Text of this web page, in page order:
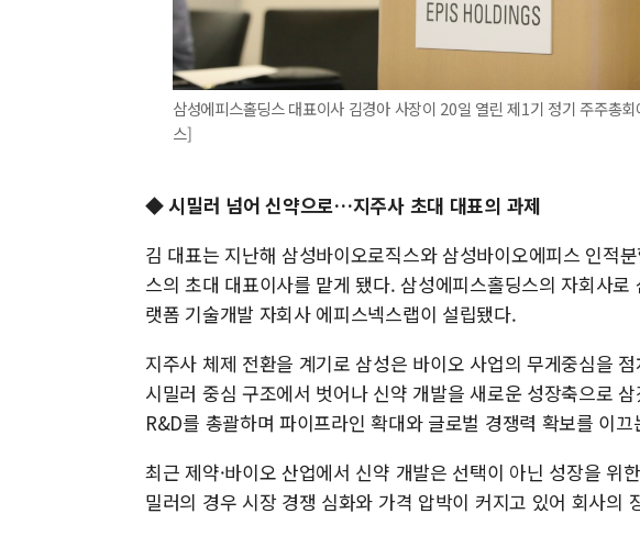
삼성에피스홀딩스 대표이사 김경아 사장이 20일 열린 제1기 정기 주주총
스]
◆ 시밀러 넘어 신약으로…지주사 초대 대표의 과제
김 대표는 지난해 삼성바이오로직스와 삼성바이오에피스 인적
스의 초대 대표이사를 맡게 됐다. 삼성에피스홀딩스의 자회사
랫폼 기술개발 자회사 에피스넥스랩이 설립됐다.
지주사 체제 전환을 계기로 삼성은 바이오 사업의 무게중심을
시밀러 중심 구조에서 벗어나 신약 개발을 새로운 성장축으로
R&D를 총괄하며 파이프라인 확대와 글로벌 경쟁력 확보를 이
최근 제약·바이오 산업에서 신약 개발은 선택이 아닌 성장을 위
밀러의 경우 시장 경쟁 심화와 가격 압박이 커지고 있어 회사의